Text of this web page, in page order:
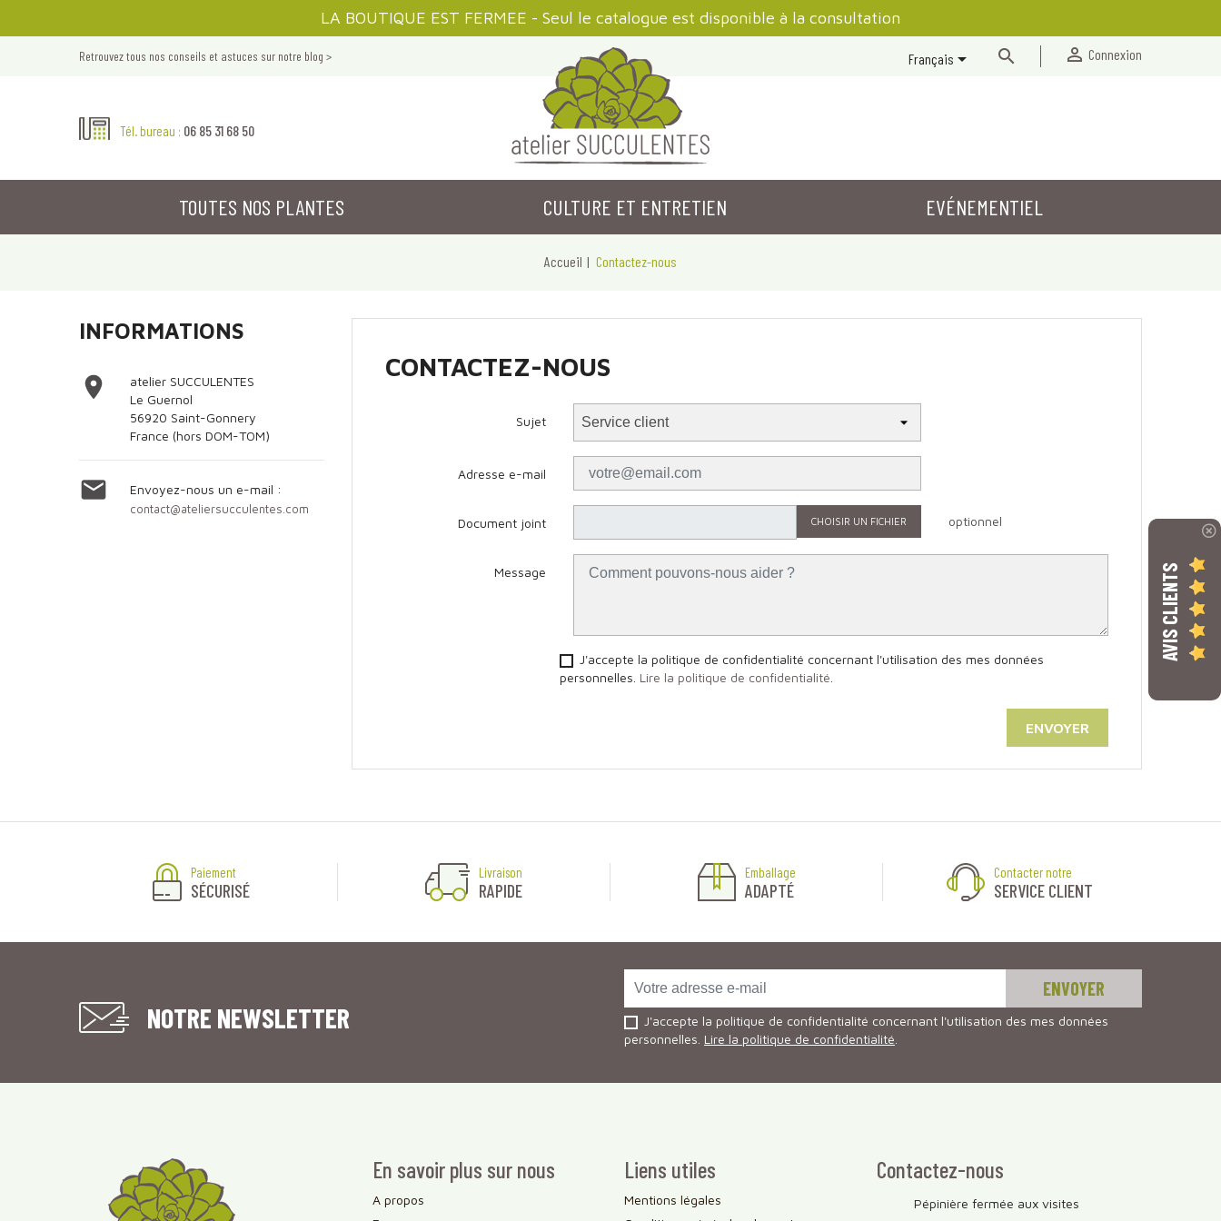
LA BOUTIQUE EST FERMEE - Seul le catalogue est disponible à la consultation
Retrouvez tous nos conseils et astuces sur notre blog > Français   Connexion
Tél. bureau : 06 85 31 68 50
TOUTES NOS PLANTES CULTURE ET ENTRETIEN EVÉNEMENTIEL
Accueil Contactez-nous
INFORMATIONS

atelier SUCCULENTES
Le Guernol
56920 Saint-Gonnery
France (hors DOM-TOM)
 Envoyez-nous un e-mail :
contact@ateliersucculentes.com
CONTACTEZ-NOUS
Sujet
Adresse e-mail
Document joint CHOISIR UN FICHIER optionnel
Message
J'accepte la politique de confidentialité concernant l'utilisation des mes données
personnelles. Lire la politique de confidentialité
Paiement
SÉCURISÉ
Livraison
RAPIDE
Emballage
ADAPTÉ
Contacter notre
SERVICE CLIENT
NOTRE NEWSLETTER
J'accepte la politique de confidentialité concernant l'utilisation des mes données
personnelles. Lire la politique de confidentialité
En savoir plus sur nous
A propos
Liens utiles
Mentions légales
Contactez-nous
Pépinière fermée aux visites
AVIS CLIENTS